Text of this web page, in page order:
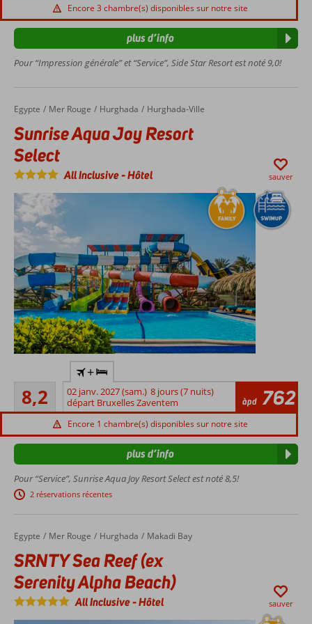
toboggans
3
à la carte
Encore 3 chambre(s) disponibles sur notre site
Pour “Impression générale” et “Service”, Side Star Resort est noté 9,0!
plus d’info
Accueil
Egypte Mer Rouge Hurghada Hurghada-Ville
Sunrise Aqua Joy Resort Select
Sunrise Aqua Joy Resort
Select
All Inclusive-Hôtel sauver
Au centre
d'Hurghada
Directement
sur la plage
piscines
aquatique
avec 6
toboggans
Détendez
centre
Spa
8,2
Très bon
206
commentaires
+
02 janv. 2027 (sam.) 8 jours (7 nuits)
départ Bruxelles Zaventem
àpd 762
Encore 1 chambre(s) disponibles sur notre site
Pour “Service”, Sunrise Aqua Joy Resort Select est noté 8,5!
2 réservations récentes
plus d’info
Accueil
Egypte Mer Rouge Hurghada Makadi Bay
SRNTY Sea Reef (ex Serenity Alpha Beach)
SRNTY Sea Reef (ex
Serenity Alpha Beach)
All Inclusive-Hôtel sauver